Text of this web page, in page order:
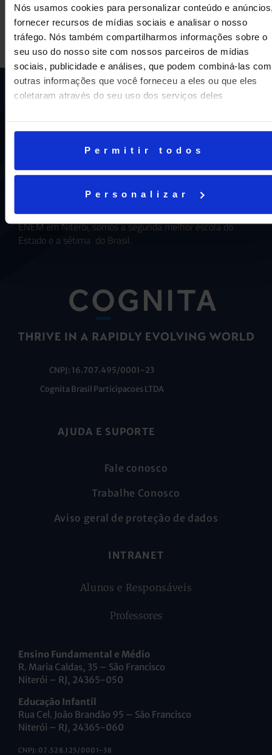
Nós usamos cookies para personalizar conteúdo e
fornecer recursos de mídias sociais e analisar o nosso
tráfego. Nós também compartilharmos informações sobre o
seu uso do nosso site com nossos parceiros de mídias
sociais, publicidade e análises, que podem combiná-las com
outras informações que você forneceu a eles ou que eles
coletaram através do seu uso dos serviços deles
Permitir todos
Personalizar
Uma escola com mais de 70 anos de tradição e
educação inovadora e de vanguarda. A excelência está em
nosso DNA e por isso temos 16 anos como líderes do
ENEM em Niterói, somos a segunda melhor escola do
Estado e a sétima do Brasil.
CNPJ: 16.707.495/0001-23
Cognita Brasil Participacoes LTDA
AJUDA E SUPORTE
Fale conosco
Trabalhe Conosco
Aviso geral de proteção de dados
INTRANET
Alunos e Responsáveis
Professores
Ensino Fundamental e Médio
R. Maria Caldas, 35 – São Francisco
Niterói – RJ, 24365-050
Educação Infantil
Rua Cel. João Brandão 95 – São Francisco
Niterói – RJ, 24365-060
CNPJ: 07.528.125/0001-38